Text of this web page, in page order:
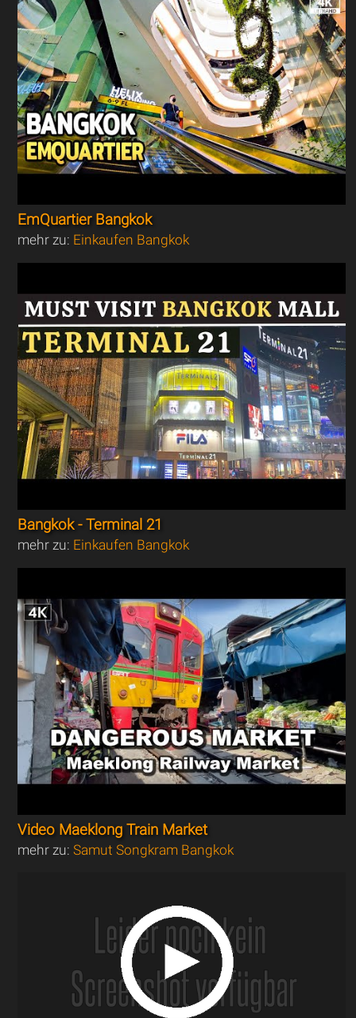
EmQuartier Bangkok
mehr zu: Einkaufen Bangkok
Bangkok - Terminal 21
mehr zu: Einkaufen Bangkok
Video Maeklong Train Market
mehr zu:Samut Songkram Bangkok